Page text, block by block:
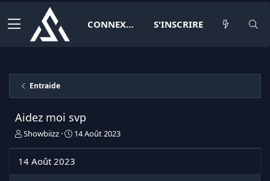
CONNEXION S'INSCRIRE
Entraide
Aidez moi svp
I
t
Showbiizz
D
e
14 Août 2023
14 Août 2023